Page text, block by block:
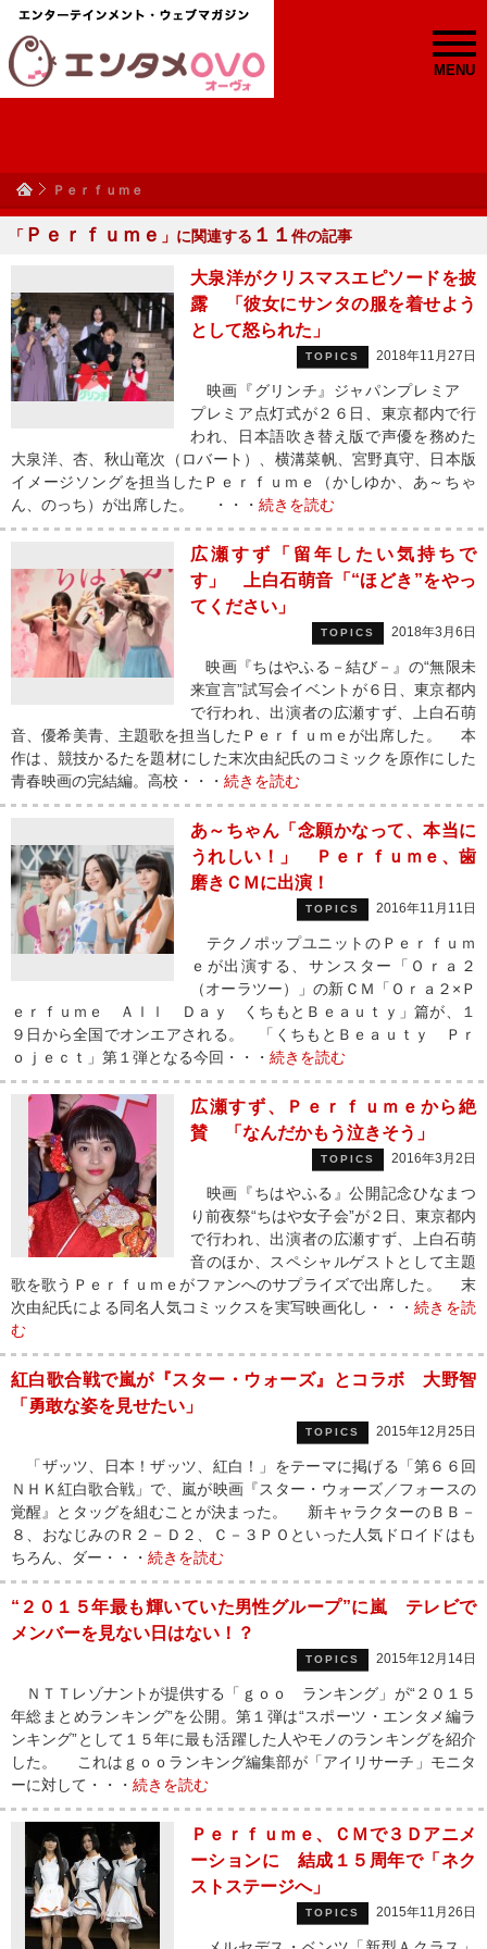
MENU
Ｐｅｒｆｕｍｅ
「 Ｐｅｒｆｕｍｅ 」に関連する １１ 件の記事
大泉洋がクリスマスエピソードを披
露 「彼女にサンタの服を着せよう
として怒られた」
TOPICS 2018年11月27日
映画『グリンチ』ジャパンプレミア
プレミア点灯式が２６日、東京都内で行
われ、日本語吹き替え版で声優を務めた
大泉洋、杏、秋山竜次（ロバート）、横溝菜帆、宮野真守、日本版
イメージソングを担当したＰｅｒｆｕｍｅ（かしゆか、あ～ちゃ
ん、のっち）が出席した。 ・・・ 続きを読む
広瀬すず「留年したい気持ちで
す」 上白石萌音「“ほどき”をやっ
てください」
TOPICS 2018年3月6日
映画『ちはやふる－結び－』の“無限未
来宣言”試写会イベントが６日、東京都内
で行われ、出演者の広瀬すず、上白石萌
音、優希美青、主題歌を担当したＰｅｒｆｕｍｅが出席した。 本
作は、競技かるたを題材にした末次由紀氏のコミックを原作にした
青春映画の完結編。高校・・・ 続きを読む
あ～ちゃん「念願かなって、本当に
うれしい！」 Ｐｅｒｆｕｍｅ、歯
磨きＣＭに出演！
TOPICS 2016年11月11日
テクノポップユニットのＰｅｒｆｕｍ
ｅが出演する、サンスター「Ｏｒａ２
（オーラツー）」の新ＣＭ「Ｏｒａ２×Ｐ
ｅｒｆｕｍｅ Ａｌｌ Ｄａｙ くちもとＢｅａｕｔｙ」篇が、１
９日から全国でオンエアされる。 「くちもとＢｅａｕｔｙ Ｐｒ
ｏｊｅｃｔ」第１弾となる今回・・・ 続きを読む
広瀬すず、Ｐｅｒｆｕｍｅから絶
賛 「なんだかもう泣きそう」
TOPICS 2016年3月2日
映画『ちはやふる』公開記念ひなまつ
り前夜祭“ちはや女子会”が２日、東京都内
で行われ、出演者の広瀬すず、上白石萌
音のほか、スペシャルゲストとして主題
歌を歌うＰｅｒｆｕｍｅがファンへのサプライズで出席した。 末
次由紀氏による同名人気コミックスを実写映画化し・・・続きを読
む
紅白歌合戦で嵐が『スター・ウォーズ』とコラボ 大野智
「勇敢な姿を見せたい」
TOPICS 2015年12月25日
「ザッツ、日本！ザッツ、紅白！」をテーマに掲げる「第６６回
ＮＨＫ紅白歌合戦」で、嵐が映画『スター・ウォーズ／フォースの
覚醒』とタッグを組むことが決まった。 新キャラクターのＢＢ－
８、おなじみのＲ２－Ｄ２、Ｃ－３ＰＯといった人気ドロイドはも
ちろん、ダー・・・ 続きを読む
“２０１５年最も輝いていた男性グループ”に嵐 テレビで
メンバーを見ない日はない！？
TOPICS 2015年12月14日
ＮＴＴレゾナントが提供する「ｇｏｏ ランキング」が“２０１５
年総まとめランキング”を公開。第１弾は“スポーツ・エンタメ編ラ
ンキング”として１５年に最も活躍した人やモノのランキングを紹介
した。 これはｇｏｏランキング編集部が「アイリサーチ」モニタ
ーに対して・・・ 続きを読む
Ｐｅｒｆｕｍｅ、ＣＭで３Ｄアニメ
ーションに 結成１５周年で「ネク
ストステージへ」
TOPICS 2015年11月26日